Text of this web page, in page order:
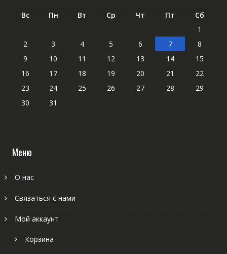
Вс Пн Вт Ср Чт Пт
Сб
1
2
3 4 5 6 7
8
9
10 11 12 13 14
15
16
17 18 19 20 21
22
23
24 25 26 27 28
29
30
31
Меню
О нас
Связаться с нами
Мой аккаунт
Корзина